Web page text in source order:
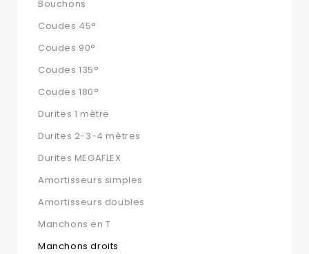
Bouchons
Coudes 45°
Coudes 90°
Coudes 135°
Coudes 180°
Durites 1 mètre
Durites 2-3-4 mètres
Durites MEGAFLEX
Amortisseurs simples
Amortisseurs doubles
Manchons en T
Manchons droits